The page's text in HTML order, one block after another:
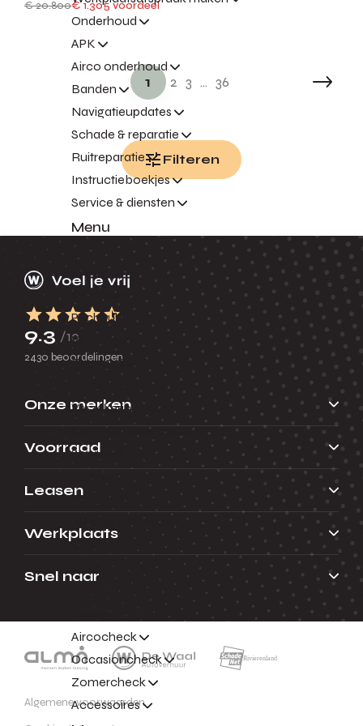
Onderhoud
APK
Airco onderhoud
Banden
Navigatieupdates
Schade & reparatie
Ruitreparatie
Instructieboekjes
Service & diensten
Menu
Terug
Pechhulp
Vervangend vervoer
Express Service
Verzekeringen
De Onderdelendienst
ServicePlus
Family Card
Aircocheck
Occasioncheck
Zomercheck
Accessoires
€ 20.800€ 1.305 voordeel
1 2 3 ... 36
Filteren
9.3 /10
2430 beoordelingen
Onze merken
Voorraad
Leasen
Werkplaats
Snel naar
Algemene voorwaarden